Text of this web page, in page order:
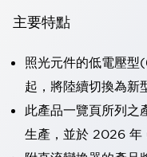
主要特點
照光元件的低電壓
起，將陸續切換為新
此產品一覽頁所列
生產，並於 2026 年